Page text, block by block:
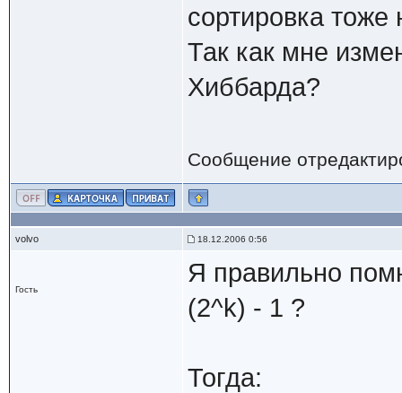
сортировка тоже
Так как мне
Хиббарда?
Сообщение
volvo 18.12.2006 0:56
Гость
Я правильно
(2^k) - 1 ?
Тогда: